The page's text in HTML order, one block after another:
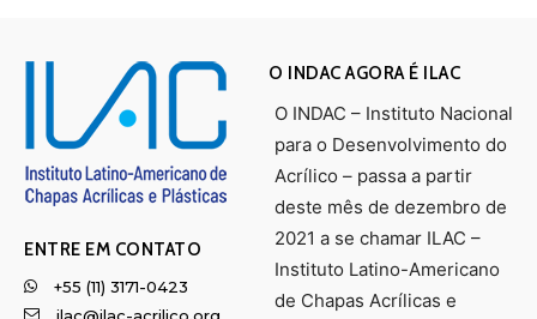
ENTRE EM CONTATO
+55 (11) 3171-0423
ilac@ilac-acrilico.org
O INDAC AGORA É ILAC
O INDAC – Instituto Nacional
para o Desenvolvimento do
Acrílico – passa a partir
deste mês de dezembro de
2021 a se chamar ILAC –
Instituto Latino-Americano
de Chapas Acrílicas e